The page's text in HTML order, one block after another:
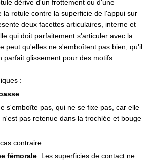
dérive d'un frottement ou d'une
la rotule contre la superficie de l'appui sur
deux facettes articulaires, interne et
qui doit parfaitement s'articuler avec la
peut qu'elles ne s'emboîtent pas bien, qu'il
parfait glissement pour des motifs
:
s'emboîte pas, qui ne se fixe pas, car elle
pas retenue dans la trochlée et bouge
cas contraire.
fémorale . Les superficies de contact ne